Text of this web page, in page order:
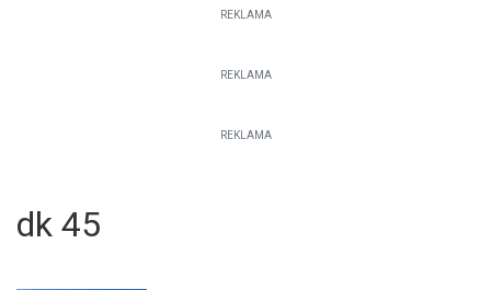
REKLAMA
REKLAMA
REKLAMA
dk 45